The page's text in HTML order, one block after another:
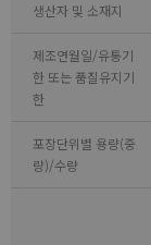
생산자 및 소재지
제조연월일/유통기
한 또는 품질유지기
한
포장단위별 용량(중
량)/수량